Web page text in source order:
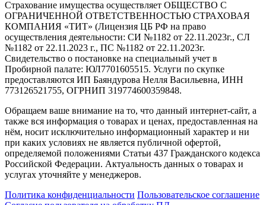
Страхование имущества осуществляет ОБЩЕСТВО С
ОГРАНИЧЕННОЙ ОТВЕТСТВЕННОСТЬЮ СТРАХОВАЯ
КОМПАНИЯ «ТИТ» (Лицензия ЦБ РФ на право
осуществления деятельности: СИ №1182 от 22.11.2023г., СЛ
№1182 от 22.11.2023 г., ПС №1182 от 22.11.2023г.
Свидетельство о постановке на специальный учет в
Пробирной палате: ЮЛ7701605515. Услуги по скупке
предоставляются ИП Баяндурова Нелля Васильевна, ИНН
773126521755, ОГРНИП 319774600359848.
Обращаем ваше внимание на то, что данный интернет-сайт, а
также вся информация о товарах и ценах, предоставленная на
нём, носит исключительно информационный характер и ни
при каких условиях не является публичной офертой,
определяемой положениями Статьи 437 Гражданского кодекса
Российской Федерации. Актуальность данных о товарах и
услугах уточняйте у менеджеров.
Политика конфиденциальности Пользовательское соглашение